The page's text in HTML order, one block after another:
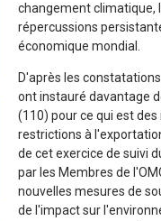
changement climatique,
répercussions
économique mondial.
D'après les
ont instauré davantage
(110) pour ce qui est
restrictions à
de cet exercice de suivi
par les Membres de
nouvelles mesures de
de l'impact sur